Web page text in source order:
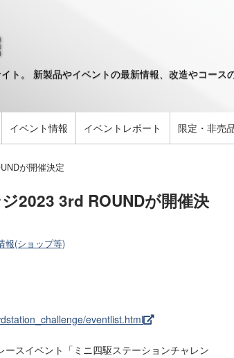
ト。 新製品やイベントの最新情報、改造やコー
イベント情報 イベントレポート 限定・非売
が開催決定
2023 3rd ROUNDが開催決
報(ショップ等)
eventlist.html
スイベント「ミニ四駆ステーションチャレン